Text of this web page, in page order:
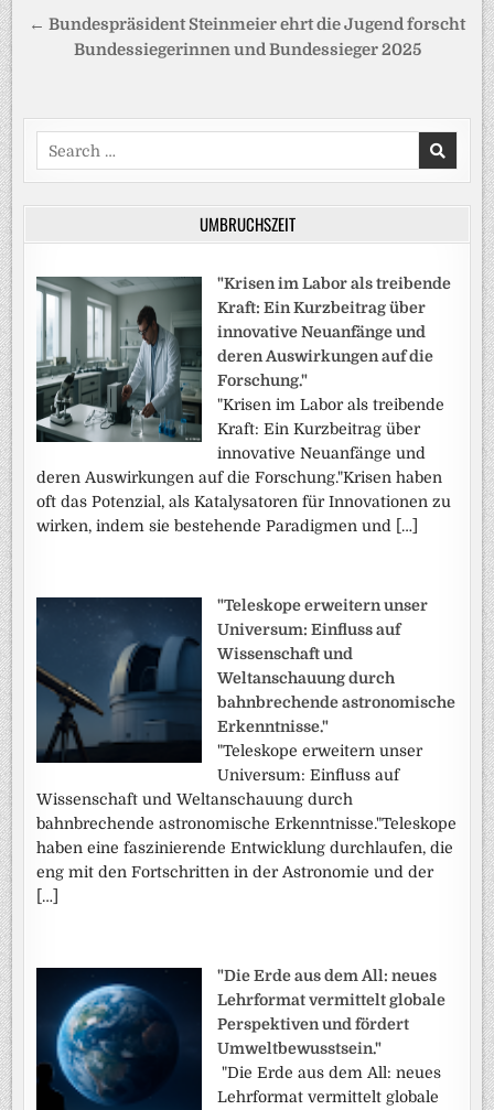
← Bundespräsident Steinmeier ehrt die Jugend forscht
Bundessiegerinnen und Bundessieger 2025
Search
for:
UMBRUCHSZEIT
"Krisen im Labor als treibende
Kraft: Ein Kurzbeitrag über
innovative Neuanfänge und
deren Auswirkungen auf die
Forschung."
"Krisen im Labor als treibende
Kraft: Ein Kurzbeitrag über
innovative Neuanfänge und
deren Auswirkungen auf die Forschung."Krisen haben
oft das Potenzial, als Katalysatoren für Innovationen zu
wirken, indem sie bestehende Paradigmen und […]
"Teleskope erweitern unser
Universum: Einfluss auf
Wissenschaft und
Weltanschauung durch
bahnbrechende astronomische
Erkenntnisse."
"Teleskope erweitern unser
Universum: Einfluss auf
Wissenschaft und Weltanschauung durch
bahnbrechende astronomische Erkenntnisse."Teleskope
haben eine faszinierende Entwicklung durchlaufen, die
eng mit den Fortschritten in der Astronomie und der
[…]
"Die Erde aus dem All: neues
Lehrformat vermittelt globale
Perspektiven und fördert
Umweltbewusstsein."
"Die Erde aus dem All: neues
Lehrformat vermittelt globale